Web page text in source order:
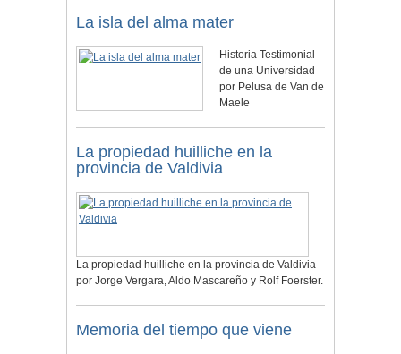
La isla del alma mater
Historia Testimonial
de una Universidad
por Pelusa de Van de
Maele
La propiedad huilliche en la
provincia de Valdivia
La propiedad huilliche en la provincia de Valdivia
por Jorge Vergara, Aldo Mascareño y Rolf Foerster.
Memoria del tiempo que viene